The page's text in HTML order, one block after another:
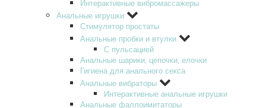
Интерактивные вибромассажеры
Анальные игрушки
Стимулятор простаты
Анальные пробки и втулки
С пульсацией
Анальные шарики‚ цепочки‚ елочки
Гигиена для анального секса
Анальные вибраторы
Интерактивные анальные игрушки
Анальные фаллоимитаторы